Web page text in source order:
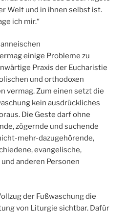
Welt und in ihnen selbst ist.
ich mir.“
einige Probleme zu
Praxis der Eucharistie
und orthodoxen
vermag. Zum einen setzt die
kein ausdrückliches
Die Geste darf ohne
zögernde und suchende
mehr-dazugehörende,
evangelische,
anderen Personen
der Fußwaschung die
von Liturgie sichtbar. Dafür